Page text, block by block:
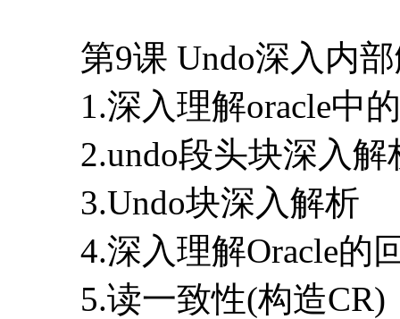
第9课 Undo深入内
1.深入理解oracle中
2.undo段头块深入解
3.Undo块深入解析
4.深入理解Oracle的
5.读一致性(构造CR)